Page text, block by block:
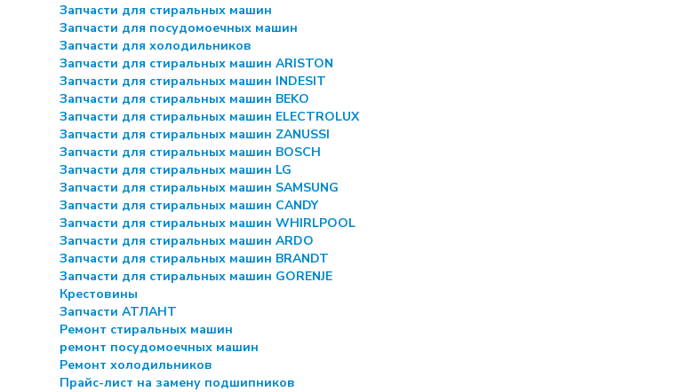
Запчасти для стиральных машин
Запчасти для посудомоечных машин
Запчасти для холодильников
Запчасти для стиральных машин ARISTON
Запчасти для стиральных машин INDESIT
Запчасти для стиральных машин BEKO
Запчасти для стиральных машин ELECTROLUX
Запчасти для стиральных машин ZANUSSI
Запчасти для стиральных машин BOSCH
Запчасти для стиральных машин LG
Запчасти для стиральных машин SAMSUNG
Запчасти для стиральных машин CANDY
Запчасти для стиральных машин WHIRLPOOL
Запчасти для стиральных машин ARDO
Запчасти для стиральных машин BRANDT
Запчасти для стиральных машин GORENJE
Крестовины
Запчасти АТЛАНТ
Ремонт стиральных машин
ремонт посудомоечных машин
Ремонт холодильников
Прайс-лист на замену подшипников